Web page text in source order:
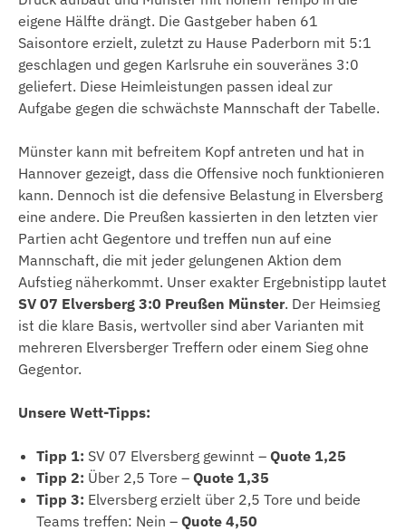
eigene Hälfte drängt. Die Gastgeber haben 61
Saisontore erzielt, zuletzt zu Hause Paderborn mit 5:1
geschlagen und gegen Karlsruhe ein souveränes 3:0
geliefert. Diese Heimleistungen passen ideal zur
Aufgabe gegen die schwächste Mannschaft der Tabelle.
Münster kann mit befreitem Kopf antreten und hat in
Hannover gezeigt, dass die Offensive noch funktionieren
kann. Dennoch ist die defensive Belastung in Elversberg
eine andere. Die Preußen kassierten in den letzten vier
Partien acht Gegentore und treffen nun auf eine
Mannschaft, die mit jeder gelungenen Aktion dem
Aufstieg näherkommt. Unser exakter Ergebnistipp lautet
SV 07 Elversberg 3:0 Preußen Münster. Der Heimsieg
ist die klare Basis, wertvoller sind aber Varianten mit
mehreren Elversberger Treffern oder einem Sieg ohne
Gegentor.
Unsere Wett-Tipps:
Tipp 1: SV 07 Elversberg gewinnt – Quote 1,25
Tipp 2: Über 2,5 Tore – Quote 1,35
Tipp 3: Elversberg erzielt über 2,5 Tore und beide
Teams treffen: Nein – Quote 4,50